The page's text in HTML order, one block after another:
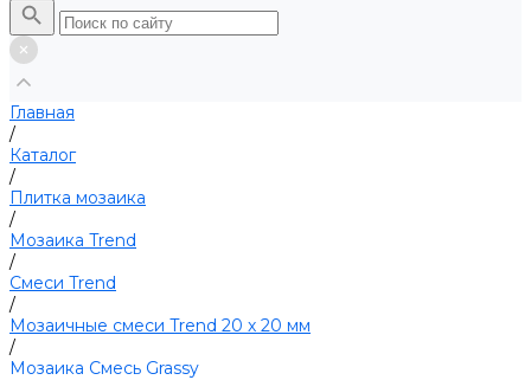
Главная
/
Каталог
/
Плитка мозаика
/
Мозаика Trend
/
Смеси Trend
/
Мозаичные смеси Trend 20 х 20 мм
/
Мозаика Смесь Grassy